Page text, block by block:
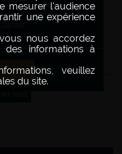
mesurer l'audience
une expérience
nous accordez
des informations à
veuillez
du site.